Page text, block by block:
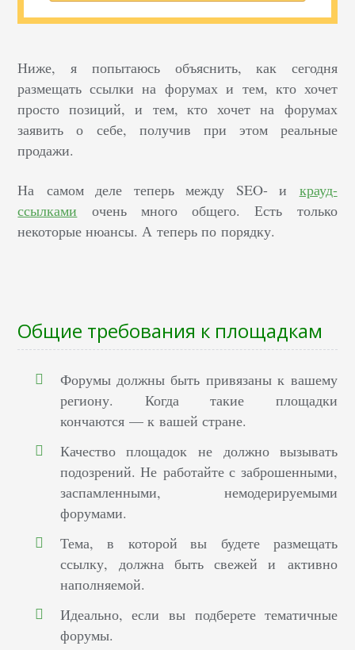
Ниже, я попытаюсь объяснить, как сегодня
размещать ссылки на форумах и тем, кто хочет
просто позиций, и тем, кто хочет на форумах
заявить о себе, получив при этом реальные
продажи.
На самом деле теперь между SEO- и крауд-
ссылками очень много общего. Есть только
некоторые нюансы. А теперь по порядку.
Общие требования к площадкам
Форумы должны быть привязаны к вашему
региону. Когда такие площадки
кончаются — к вашей стране.
Качество площадок не должно вызывать
подозрений. Не работайте с заброшенными,
заспамленными, немодерируемыми
форумами.
Тема, в которой вы будете размещать
ссылку, должна быть свежей и активно
наполняемой.
Идеально, если вы подберете тематичные
форумы.